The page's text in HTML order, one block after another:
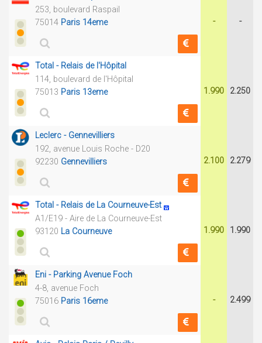
253, boulevard Raspail
75014 Paris 14eme - -
Total - Relais de l'Hôpital
114, boulevard de l'Hôpital
75013 Paris 13eme 1.990 2.250
Leclerc - Gennevilliers
192, avenue Louis Roche - D20
92230 Gennevilliers 2.100 2.279
Total - Relais de La Courneuve-Est
A1/E19 - Aire de La Courneuve-Est
93120 La Courneuve 1.990 1.990
Eni - Parking Avenue Foch
4-8, avenue Foch
75016 Paris 16eme - 2.499